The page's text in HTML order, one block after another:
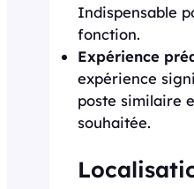
Indispensable
fonction.
Expérience
expérience
poste similaire
souhaitée.